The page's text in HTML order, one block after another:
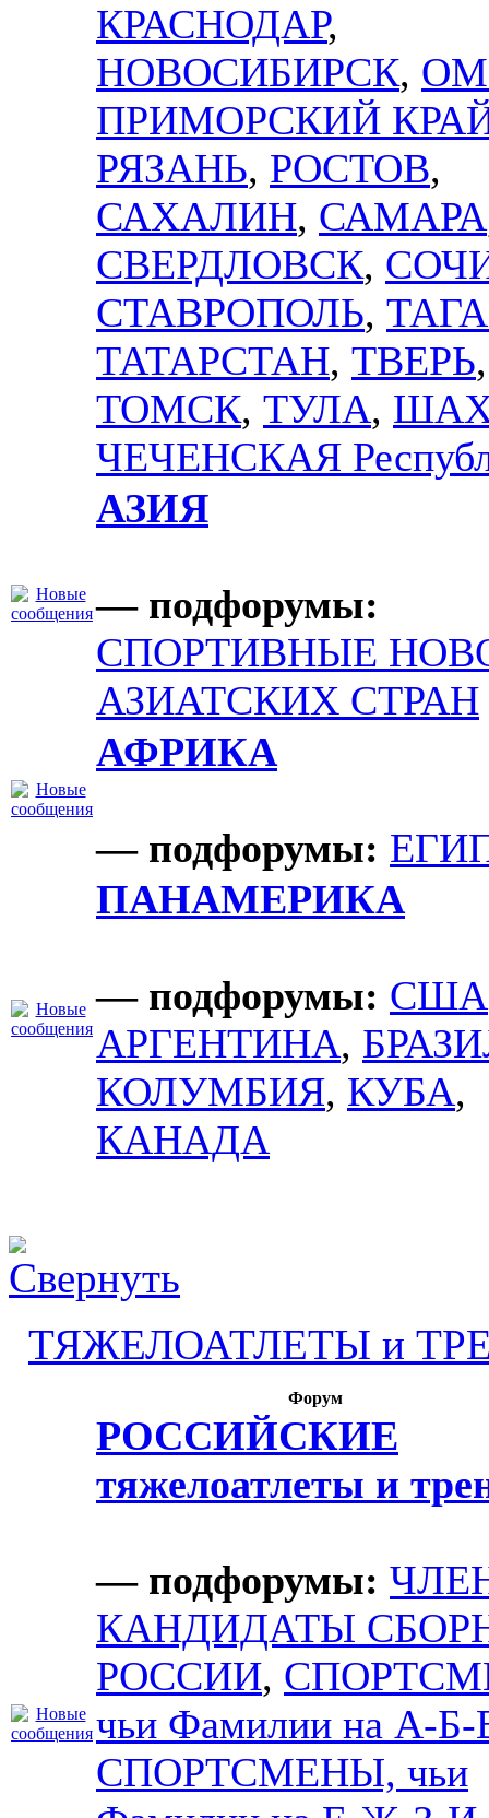
КРАСНОДАР,
НОВОСИБИРСК,
ПРИМОРСКИЙ
РЯЗАНЬ, РОСТОВ,
САХАЛИН, САМАРА
СВЕРДЛОВСК,
СТАВРОПОЛЬ,
ТАТАРСТАН, ТВЕРЬ,
ТОМСК, ТУЛА,
ЧЕЧЕНСКАЯ
АЗИЯ
— подфорумы:
СПОРТИВНЫЕ
АЗИАТСКИХ СТРАН
АФРИКА
— подфорумы:
ПАНАМЕРИКА
— подфорумы: США
АРГЕНТИНА,
КОЛУМБИЯ, КУБА,
КАНАДА
ТЯЖЕЛОАТЛЕТЫ и
Форум
РОССИЙСКИЕ
тяжелоатлеты и
— подфорумы:
КАНДИДАТЫ
РОССИИ,
чьи Фамилии на А-
СПОРТСМЕНЫ, чьи